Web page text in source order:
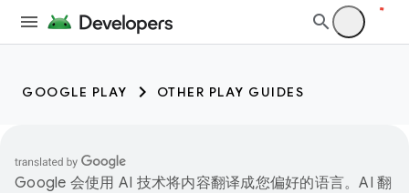
GOOGLE PLAY OTHER PLAY GUIDES
Google 会使用 AI 技术将内容翻译成您偏好的语言。AI 翻